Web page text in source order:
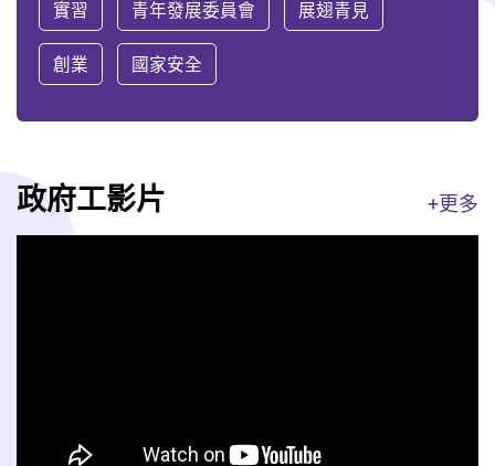
實習 青年發展委員會 展翅青見
創業 國家安全
政府工影片 +更多